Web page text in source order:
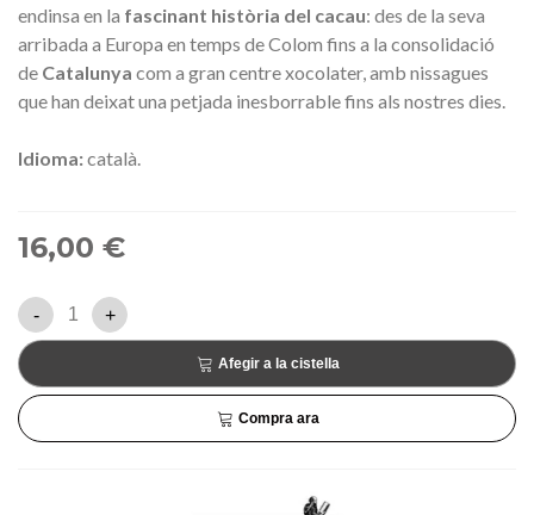
endinsa en la fascinant història del cacau: des de la seva
arribada a Europa en temps de Colom fins a la consolidació
de Catalunya com a gran centre xocolater, amb nissagues
que han deixat una petjada inesborrable fins als nostres dies.
Idioma:català.
16,00 €
- +
Afegir a la cistella
Compra ara